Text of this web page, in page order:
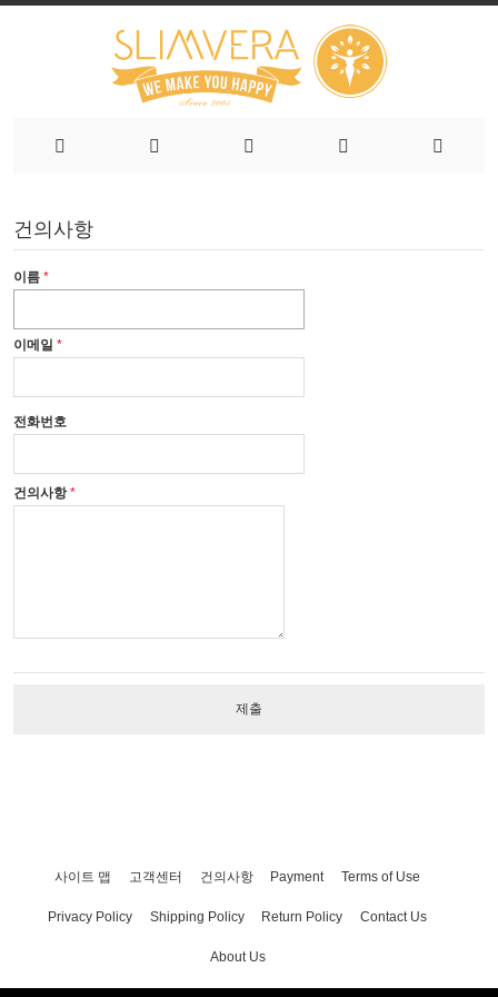
건의사항
이름
이메일
전화번호
건의사항
제출
사이트 맵 고객센터 건의사항 Payment Terms of Use
Privacy Policy Shipping Policy Return Policy Contact Us
About Us